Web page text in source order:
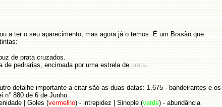
a ter o seu aparecimento, mas agora já o temos. É um Brasão que
de prata cruzados.
de pedrarias, encimada por uma estrela de prata.
detalhe importante a citar são as duas datas: 1.675 - bandeirantes e os
n° 880 de 6 de Junho.
| Goles (vermelho) - intrepidez | Sinople (verde) - abundância